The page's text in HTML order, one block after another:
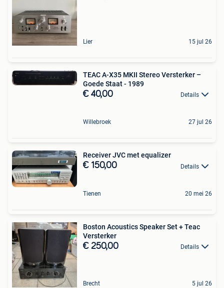
Lier 15 jul 26
TEAC A-X35 MKII Stereo Versterker –
Goede Staat - 1989
€ 40,00 Details
Willebroek 27 jul 26
Receiver JVC met equalizer
€ 150,00 Details
Tienen 20 mei 26
Boston Acoustics Speaker Set + Teac
Versterker
€ 250,00 Details
Brecht 5 jul 26